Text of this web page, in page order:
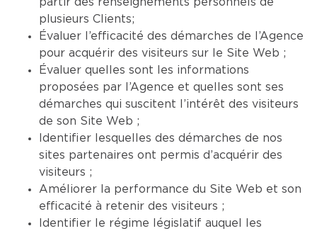
plusieurs Clients;
Évaluer l’efficacité des démarches de l’Agence
pour acquérir des visiteurs sur le Site Web ;
Évaluer quelles sont les informations
proposées par l’Agence et quelles sont ses
démarches qui suscitent l’intérêt des visiteurs
de son Site Web ;
Identifier lesquelles des démarches de nos
sites partenaires ont permis d’acquérir des
visiteurs ;
Améliorer la performance du Site Web et son
efficacité à retenir des visiteurs ;
Identifier le régime législatif auquel les